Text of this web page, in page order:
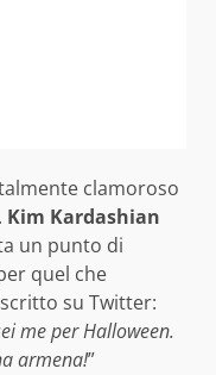
clamoroso
Kim Kardashian
un punto di
quel che
su Twitter:
me per Halloween.
armena!”